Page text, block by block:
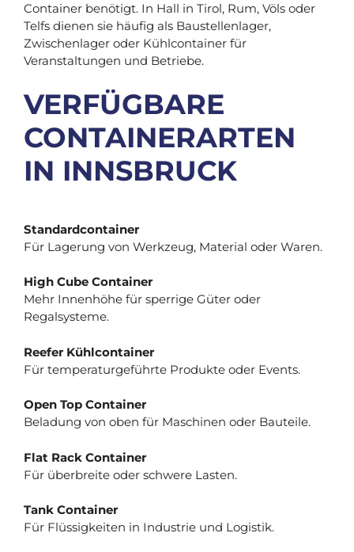
Container benötigt. In Hall in Tirol, Rum, Völs oder
Telfs dienen sie häufig als Baustellenlager,
Zwischenlager oder Kühlcontainer für
Veranstaltungen und Betriebe.
VERFÜGBARE
CONTAINERARTEN
IN INNSBRUCK
Standardcontainer
Für Lagerung von Werkzeug, Material oder Waren.
High Cube Container
Mehr Innenhöhe für sperrige Güter oder
Regalsysteme.
Reefer Kühlcontainer
Für temperaturgeführte Produkte oder Events.
Open Top Container
Beladung von oben für Maschinen oder Bauteile.
Flat Rack Container
Für überbreite oder schwere Lasten.
Tank Container
Für Flüssigkeiten in Industrie und Logistik.